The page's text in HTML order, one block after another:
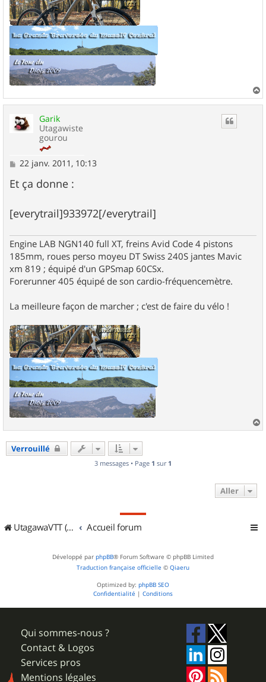
a
Garik
Utagawiste
gourou
M
s
s
g
e
22 janv. 2011, 10:13
Et ça donne :
[everytrail]933972[/everytrail]
Engine LAB NGN140 full XT, freins Avid Code 4 pistons
185mm, roues perso moyeu DT Swiss 240S jantes Mavic
xm 819 ; équipé d'un GPSmap 60CSx.
Forerunner 405 équipé de son cardio-fréquencemètre.
La meilleure façon de marcher ; c'est de faire du vélo !
a
Verrouillé
3 messages • Page 1 sur 1
Aller
UtagawaVTT (Randos VTT et VTTAE avec traces GPS) Accueil forum
Développé par phpBB® Forum Software © phpBB Limited
Traduction française officielle © Qiaeru
Optimized by: phpBB SEO
Confidentialité | Conditions
Qui sommes-nous ?
Contact & Logos
Services pros
Mentions légales